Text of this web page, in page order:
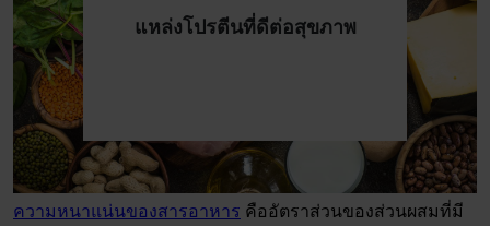
แหล่งโปรตีนที่ดีต่อสุขภาพ
ความหนาแน่นของสารอาหาร คืออัตราส่วนของส่วนผสมที่มี